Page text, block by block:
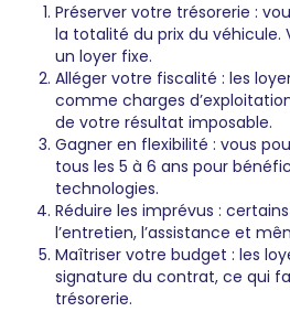
Préserver votre trésorerie :
la totalité du prix du véhicule.
un loyer fixe.
Alléger votre fiscalité : les
comme charges
de votre résultat imposable.
Gagner en flexibilité : vous
tous les 5 à 6 ans pour
technologies.
Réduire les imprévus :
l’entretien, l’assistance et
Maîtriser votre budget : les
signature du contrat, ce qui
trésorerie.